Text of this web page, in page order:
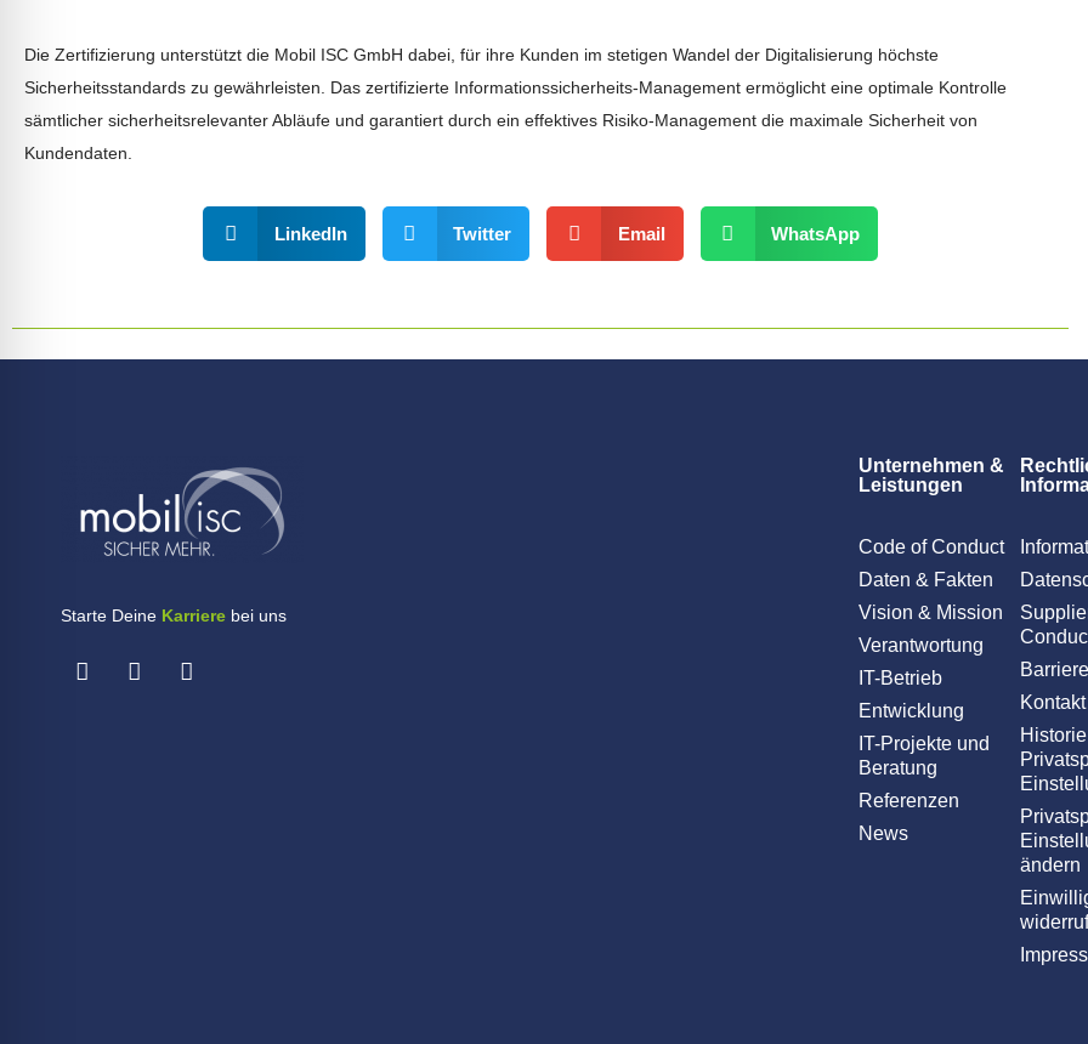
Die Zertifizierung unterstützt die Mobil ISC GmbH dabei, für ihre Kunden im stetigen Wandel der Digitalisierung höchste
Sicherheitsstandards zu gewährleisten. Das zertifizierte Informationssicherheits-Management ermöglicht eine optimale Kontrolle
sämtlicher sicherheitsrelevanter Abläufe und garantiert durch ein effektives Risiko-Management die maximale Sicherheit von
Kundendaten.
LinkedIn Twitter Email WhatsApp
Starte Deine Karriere bei uns
Unternehmen &
Leistungen
Code of Conduct
Daten & Fakten
Vision & Mission
Verantwortung
IT-Betrieb
Entwicklung
IT-Projekte und
Beratung
Referenzen
News
Kontakt
ändern
freundlicher Modus